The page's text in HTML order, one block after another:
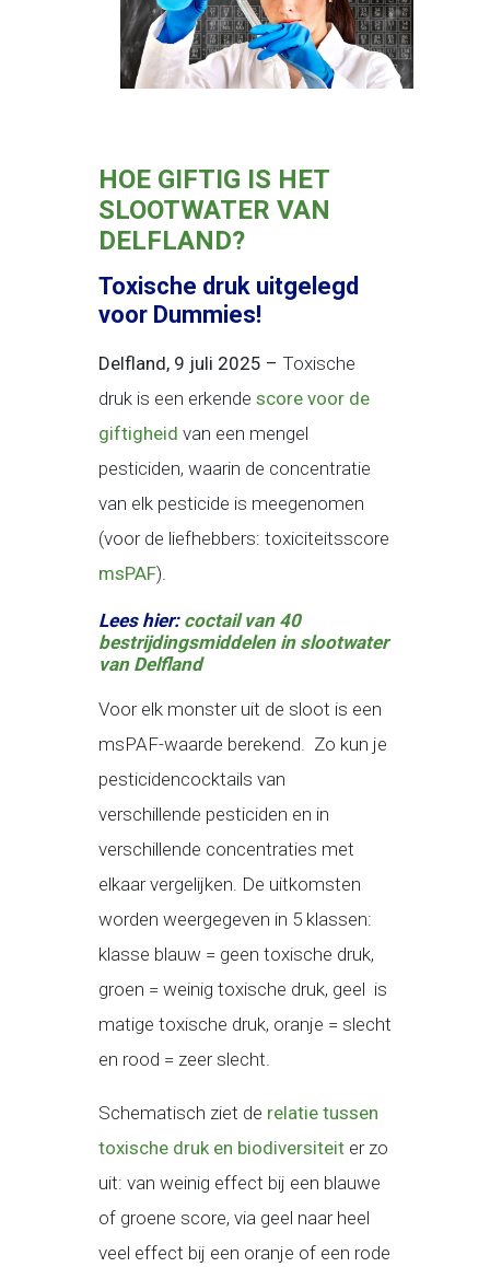
HOE GIFTIG IS HET
SLOOTWATER VAN
DELFLAND?
Toxische druk uitgelegd
voor Dummies!
Delfland, 9 juli 2025 – Toxische
druk is een erkende score voor de
giftigheid van een mengel
pesticiden, waarin de concentratie
van elk pesticide is meegenomen
(voor de liefhebbers: toxiciteitsscore
msPAF).
Lees hier: coctail van 40
bestrijdingsmiddelen in slootwater
van Delfland
Voor elk monster uit de sloot is een
msPAF-waarde berekend. Zo kun je
pesticidencocktails van
verschillende pesticiden en in
verschillende concentraties met
elkaar vergelijken. De uitkomsten
worden weergegeven in 5 klassen:
klasse blauw = geen toxische druk,
groen = weinig toxische druk, geel is
matige toxische druk, oranje = slecht
en rood = zeer slecht.
Schematisch ziet de relatie tussen
toxische druk en biodiversiteiter zo
uit: van weinig effect bij een blauwe
of groene score, via geel naar heel
veel effect bij een oranje of een rode